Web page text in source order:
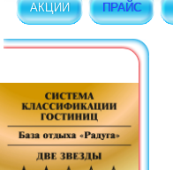
АКЦИИ ПРАЙС